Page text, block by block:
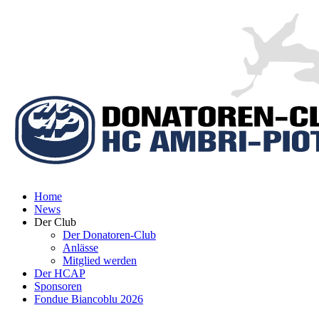
Home
News
Der Club
Der Donatoren-Club
Anlässe
Mitglied werden
Der HCAP
Sponsoren
Fondue Biancoblu 2026